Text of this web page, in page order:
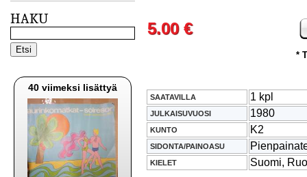
HAKU
40 viimeksi lisättyä
5.00 €
*
SAATAVILLA 1 kpl
JULKAISUVUOSI 1980
KUNTO K2
SIDONTA/PAINOASU
KIELET Suomi,